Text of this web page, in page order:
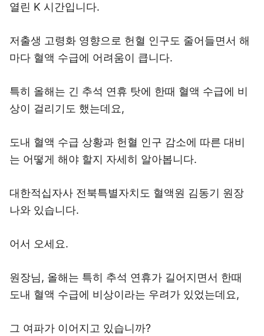
열린 K 시간입니다.
저출생 고령화 영향으로 헌혈 인구도 줄어들면서 해
마다 혈액 수급에 어려움이 큽니다.
특히 올해는 긴 추석 연휴 탓에 한때 혈액 수급에 비
상이 걸리기도 했는데요,
도내 혈액 수급 상황과 헌혈 인구 감소에 따른 대비
는 어떻게 해야 할지 자세히 알아봅니다.
대한적십자사 전북특별자치도 혈액원 김동기 원장
나와 있습니다.
어서 오세요.
원장님, 올해는 특히 추석 연휴가 길어지면서 한때
도내 혈액 수급에 비상이라는 우려가 있었는데요,
그 여파가 이어지고 있습니까?